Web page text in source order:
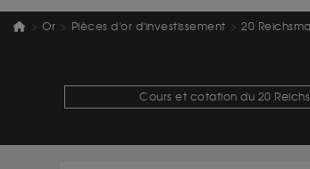
Or Pièces d'or d'investissement 20
Cours et cotation du 20